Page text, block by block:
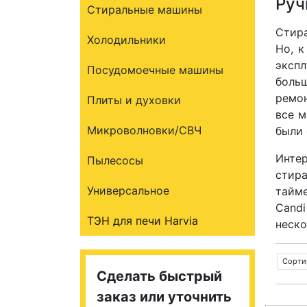
Но, к
все
были
Стиральные машины
Холодильники
Посудомоечные машины
Плиты и духовки
Микроволновки/СВЧ
Пылесосы
Универсальное
ТЭН для печи Harvia
Сделать быстрый
заказ или уточнить